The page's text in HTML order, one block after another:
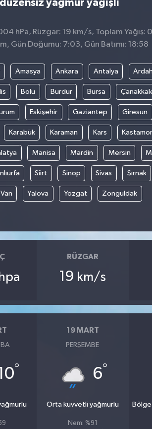
yağmur yağışlı
hPa, Rüzgar: 19 km/s, Toplam Yağış:
Gün Doğumu: 7:03, Gün Batımı: 18:58
Amasya Ankara Antalya
Bolu Burdur Bursa
Eskişehir Gaziantep Giresun
Karabük Karaman Kars
Manisa Mardin Mersin
Siirt Sinop Sivas Şırnak
Van Yalova Yozgat Zonguldak
hpa
RÜZGAR
19 km/s
°
19 MART
PERŞEMBE
6°
Orta kuvvetli yağmurlu
Nem: %91